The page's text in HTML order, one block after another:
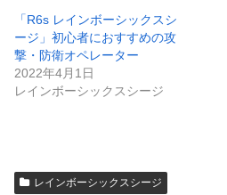
「R6s レインボーシックスシ
ージ」初心者におすすめの攻
撃・防衛オペレーター
2022年4月1日
レインボーシックスシージ
レインボーシックスシージ